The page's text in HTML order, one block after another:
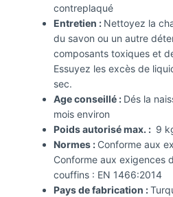
contreplaqué
Entretien : Nettoyez la
du savon ou un autre
composants toxiques et
Essuyez les excès de
sec.
Age conseillé : Dés la
mois environ
Poids autorisé max. : 9
Normes : Conforme aux
Conforme aux exigences
couffins : EN 1466:2014
Pays de fabrication :